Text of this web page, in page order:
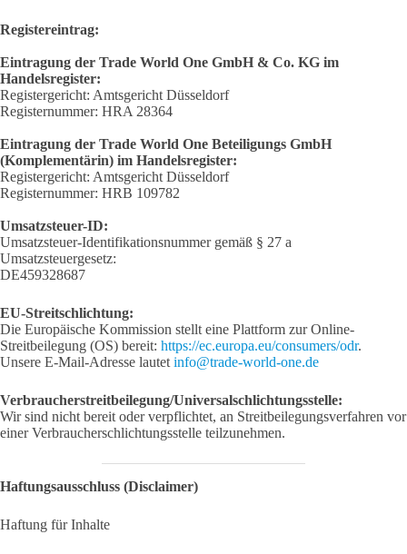
Registereintrag:
Eintragung der Trade World One GmbH & Co. KG im
Handelsregister:
Registergericht: Amtsgericht Düsseldorf
Registernummer: HRA 28364
Eintragung der Trade World One Beteiligungs GmbH
(Komplementärin) im Handelsregister:
Registergericht: Amtsgericht Düsseldorf
Registernummer: HRB 109782
Umsatzsteuer-ID:
Umsatzsteuer-Identifikationsnummer gemäß § 27 a
Umsatzsteuergesetz:
DE459328687
EU-Streitschlichtung:
Die Europäische Kommission stellt eine Plattform zur Online-
Streitbeilegung (OS) bereit: https://ec.europa.eu/consumers/odr.
Unsere E-Mail-Adresse lautet info@trade-world-one.de
Verbraucherstreitbeilegung/Universalschlichtungsstelle:
Wir sind nicht bereit oder verpflichtet, an Streitbeilegungsverfahren vor
einer Verbraucherschlichtungsstelle teilzunehmen.
Haftungsausschluss (Disclaimer)
Haftung für Inhalte